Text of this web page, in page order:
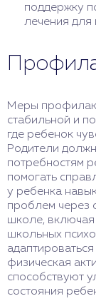
поддержку
лечения для
Меры
стабильной и
где ребенок
Родители
потребностям
помогать
у ребенка
проблем через
школе, включая
школьных
физическая
способствуют
состояния